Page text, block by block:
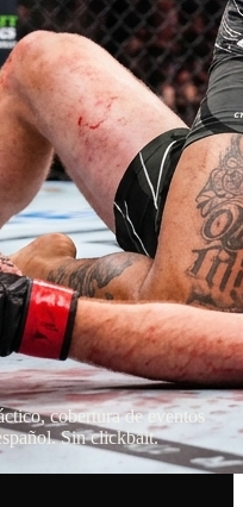
cobertura de eventos
Sin clickbait.